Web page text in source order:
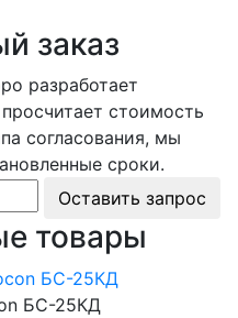
заказ
разработает
стоимость
согласования, мы
сроки.
Оставить запрос
товары
БС-25КД